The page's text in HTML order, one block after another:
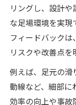
リングし、設計
な足場環境を実現
フィードバック
リスクや改善点を
例えば、足元の滑
動線など、細部に
効率の向上や事故